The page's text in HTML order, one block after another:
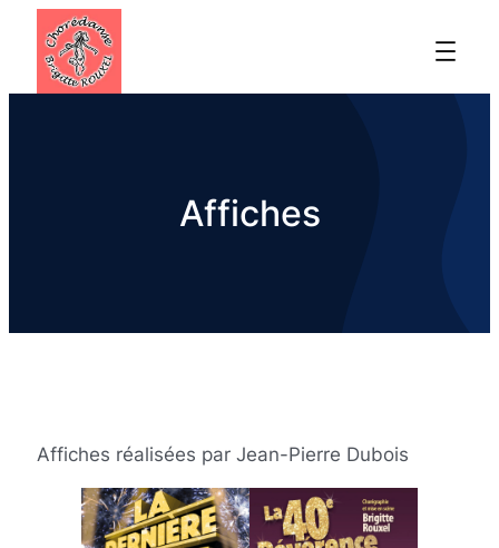
Affiches
Affiches réalisées par Jean-Pierre Dubois